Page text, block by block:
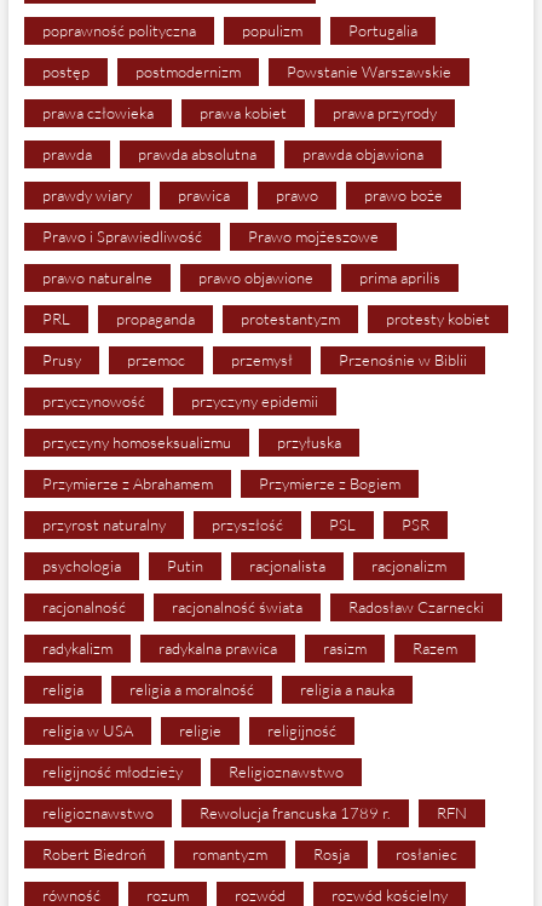
poprawność polityczna populizm Portugalia
postęp postmodernizm Powstanie Warszawskie
prawa człowieka prawa kobiet prawa przyrody
prawda prawda absolutna prawda objawiona
prawdy wiary prawica prawo prawo boże
Prawo i Sprawiedliwość Prawo mojżeszowe
prawo naturalne prawo objawione prima aprilis
PRL propaganda protestantyzm protesty kobiet
Prusy przemoc przemysł Przenośnie w Biblii
przyczynowość przyczyny epidemii
przyczyny homoseksualizmu przyłuska
Przymierze z Abrahamem Przymierze z Bogiem
przyrost naturalny przyszłość PSL PSR
psychologia Putin racjonalista racjonalizm
racjonalność racjonalność świata Radosław Czarnecki
radykalizm radykalna prawica rasizm Razem
religia religia a moralność religia a nauka
religia w USA religie religijność
religijność młodzieży Religioznawstwo
religioznawstwo Rewolucja francuska 1789 r. RFN
Robert Biedroń romantyzm Rosja rosłaniec
równość rozum rozwód rozwód kościelny